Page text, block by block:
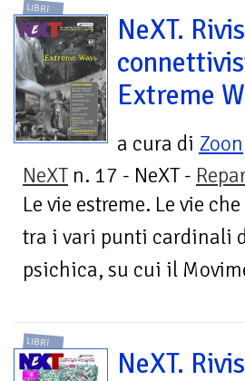
LIBRI
NeXT.
Extreme
a cura di Zoon
NeXT n. 17 - NeXT -
Le vie estreme. Le vie
tra i vari punti cardinali
psichica, su cui il
LIBRI
NeXT.